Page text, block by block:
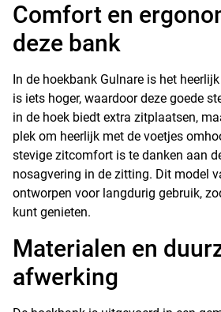
Comfort en
deze bank
In de hoekbank Gulnare is het
is iets hoger, waardoor deze goede
in de hoek biedt extra zitplaatsen,
plek om heerlijk met de voetjes
stevige zitcomfort is te danken aan
nosagvering in de zitting. Dit model
ontworpen voor langdurig gebruik,
kunt genieten.
Materialen en
afwerking